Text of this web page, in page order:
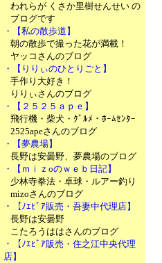
われらが くさか里樹せんせい の
ブログです
・【私の散歩道】
朝の散歩で撮った花が満載！
ヤッコさんのブログ
・【りりぃのひとりごと】
手作り大好き！
りりぃさんのブログ
・【２５２５ａｐｅ】
飛行機・柴犬・ｸﾞﾙﾒ・ﾎｰﾑｾﾝﾀｰ
2525apeさんのブログ
・【夢農場】
長野は安曇野、夢農場のブログ
・【ｍｉｚoのｗｅｂ日記】
少林寺拳法・卓球・ルアー釣り
mizoさんのブログ
・【ﾉｴﾋﾞｱ販売・吾妻中代理店】
長野は安曇野
こたろうははさんのブログ
・【ﾉｴﾋﾞｱ販売・住之江中央代理
店】